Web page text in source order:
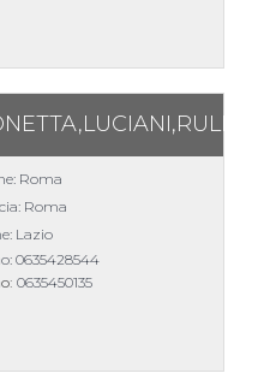
Roma
Roma
Lazio
0635428544
0635450135